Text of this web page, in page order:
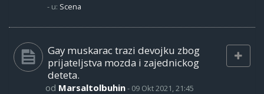
- u: Scena
Gay muskarac trazi devojku zbog
prijateljstva mozda i zajednickog
deteta.
od Marsaltolbuhin- 09 Okt 2021, 21:45